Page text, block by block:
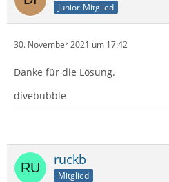
Junior-Mitglied
30. November 2021 um 17:42
Danke für die Lösung.
divebubble
ruckb
Mitglied